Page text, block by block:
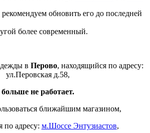
обновить его до последней
более современный.
в Перово, находящийся по адресу:
ул.Перовская д.58,
больше не работает.
ближайшим магазином,
по адресу: м.Шоссе Энтузиастов,